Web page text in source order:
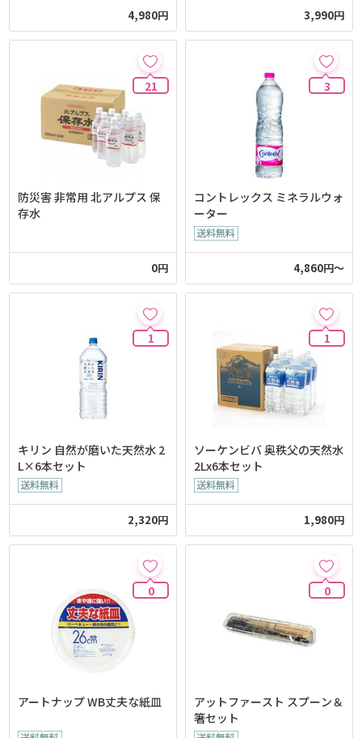
4,980円 3,990円
21
防災害 非常用 北アルプス 保
存水
0円
3
コントレックス ミネラルウォ
ーター
4,860円～
1
キリン 自然が磨いた天然水 2
L×6本セット
2,320円
1
ソーケンビバ 奥秩父の天然水
2Lx6本セット
1,980円
0
アートナップ WB丈夫な紙皿
0
アットファースト スプーン＆
箸セット